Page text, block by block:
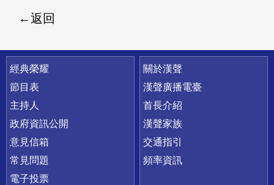
返回
快速連結
經典榮耀
節目表
主持人
政府資訊公開
意見信箱
常見問題
電子投票
關於漢聲
漢聲廣播電臺
首長介紹
漢聲家族
交通指引
頻率資訊